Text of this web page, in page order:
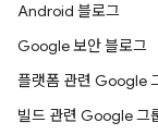
Android 블로그
Google 보안 블로그
플랫폼 관련 Google
빌드 관련 Google 그